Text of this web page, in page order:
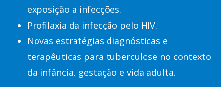
exposição a infecções.
Profilaxia da infecção pelo HIV.
Novas estratégias diagnósticas e
terapêuticas para tuberculose no contexto
da infância, gestação e vida adulta.